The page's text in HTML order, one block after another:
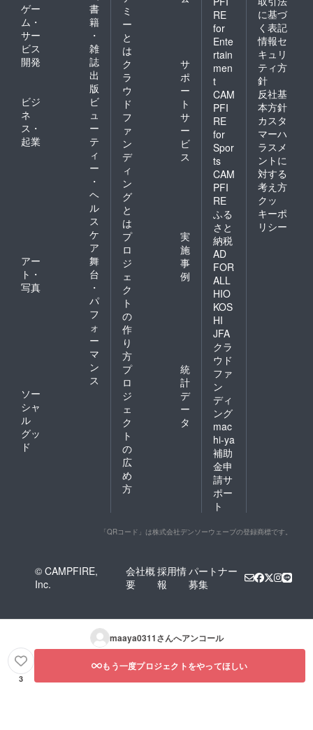
ゲー
ム・
サー
ビス
開発
書
籍
・
雑
誌
出
版
ビジ
ネ
ス・
起業
ビ
ュ
ー
テ
ィ
ー
・
ヘ
ル
ス
ケ
ア
アー
ト・
写真
舞
台
・
パ
フ
ォ
ー
マ
ン
ス
ソー
シャ
ル
グッ
ド
ミ
ー
と
は
ク
ラ
ウ
ド
フ
ァ
ン
デ
ィ
ン
グ
と
は
サ
ポ
ー
ト
サ
ー
ビ
ス
プ
ロ
ジ
ェ
ク
ト
の
作
り
方
実
施
事
例
プ
ロ
ジ
ェ
ク
ト
の
広
め
方
統
計
デ
ー
タ
RE
for
Ente
rtain
men
t
CAM
PFI
RE
for
Spor
ts
CAM
PFI
RE
ふる
さと
納税
AD
FOR
ALL
HIO
KOS
HI
JFA
クラ
ウド
ファ
ン
ディ
ング
mac
hi-ya
補助
金申
請サ
ポー
ト
に基づ
く表記
情報セ
キュリ
ティ方
針
反社基
本方針
カスタ
マーハ
ラスメ
ントに
対する
考え方
クッ
キーポ
リシー
「QRコード」は株式会社デンソーウェーブの登録商標です。
© CAMPFIRE,
Inc.
会社概
要
採用情
報
パートナー
募集
maaya0311さんへアンコール
3
もう一度プロジェクトをやってほしい